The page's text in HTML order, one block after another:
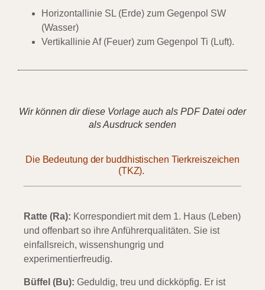
Horizontallinie SL (Erde) zum Gegenpol SW
(Wasser)
Vertikallinie Af (Feuer) zum Gegenpol Ti (Luft).
Wir können dir diese Vorlage auch als PDF Datei oder
als Ausdruck senden
Die Bedeutung der buddhistischen Tierkreiszeichen
(TKZ).
Ratte (Ra): Korrespondiert mit dem 1. Haus (Leben)
und offenbart so ihre Anführerqualitäten. Sie ist
einfallsreich, wissenshungrig und
experimentierfreudig.
Büffel (Bu): Geduldig, treu und dickköpfig. Er ist